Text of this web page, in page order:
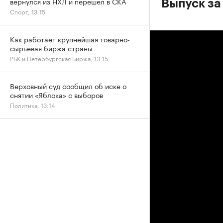
Выпуск
Спорт, 13:15
Как работает крупнейшая товарно-
сырьевая биржа страны
РБК и Петербургская Биржа, 13:15
Верховный суд сообщил об иске о
снятии «Яблока» с выборов
Политика, 13:14